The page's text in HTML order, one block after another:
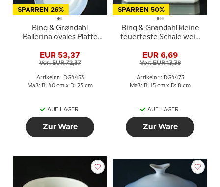
SPARREN 26%
Bing & Grøndahl
Ballerina ovales Platte
EUR 53,37
Vor: EUR 72,37
Artikelnr.: DG4453
Maß: B: 40 cm x D: 25 cm
AUF LAGER
Zur Ware
SPARREN 50%
Bing & Grøndahl kleine
feuerfeste Schale weiß
EUR 6,69
Vor: EUR 13,38
Artikelnr.: DG4473
Maß: B: 15 cm x D: 8 cm
AUF LAGER
Zur Ware